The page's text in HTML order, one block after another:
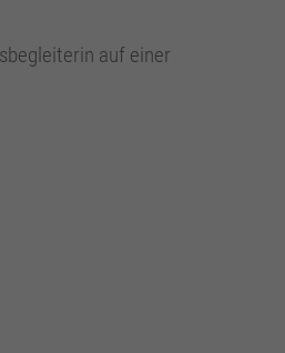
auf einer